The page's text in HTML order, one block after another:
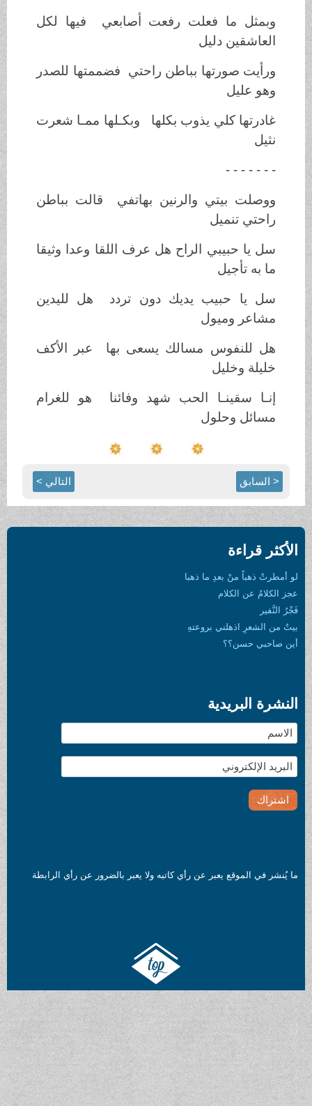
وبمثل ما فعلت رفعت أصابعي فيها لكل
العاشقين دليل
ورأيت صورتها بباطن راحتي فضممتها للصدر
وهو عليل
غادرتها كلي يذوب بكلها وبكـلها ممـا شعرت
نثيل
- - - - - - -
ووصلت بيتي والرنين بهاتفي قالت بباطن
راحتي تنميل
سل يا حبيبي الراح هل عرف اللقا وعدا وثيقا
ما به تأجيل
سل يا حبيب يديك دون تردد هل لليدين
مشاعر وميول
هل للنفوس مسالك يسعى بها عبر الأكف
خليلة وخليل
إنـا سقينـا الحب شهد وفائنا هو للغرام
مسائل وحلول
< السابق التالي >
الأكثر قراءة
لو أمطرتْ ذهباً منْ بعدِ ما ذهبا
عجز الكلامُ عن الكلام
فَجْرُ النَّفير
بيتٌ من الشعرِ اذهلني بروعتهِ
أين صاحبي حسن؟؟
النشرة البريدية
ما يُنشر في الموقع يعبر عن رأي كاتبه ولا يعبر بالضرور عن رأي الرابطة